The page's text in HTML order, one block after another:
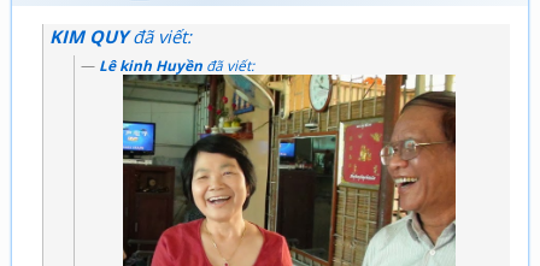
KIM QUYđã viết:
Lê kinh Huyền đã viết: